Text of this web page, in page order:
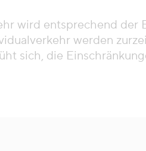
wird entsprechend
werden
sich, die